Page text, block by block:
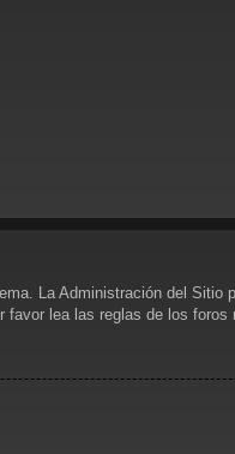
La Administración del Sitio
lea las reglas de los foros